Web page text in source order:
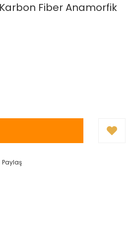
Fiber Anamorfik
Paylaş